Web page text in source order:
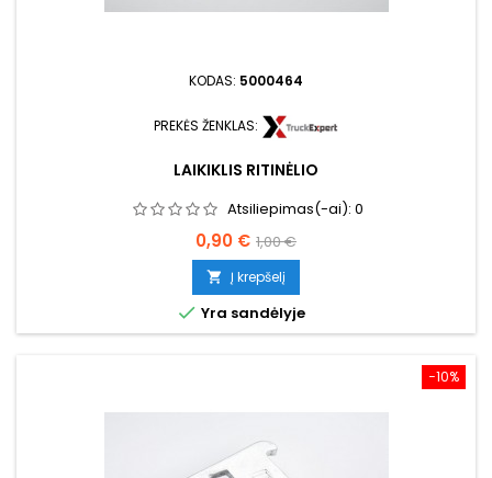
KODAS: 5000464
PREKĖS ŽENKLAS:
LAIKIKLIS RITINĖLIO
Atsiliepimas(-ai): 0
Kaina
0,90 € Bazinė
kaina
1,00 €
 Į krepšelį
 Yra sandėlyje
−10%